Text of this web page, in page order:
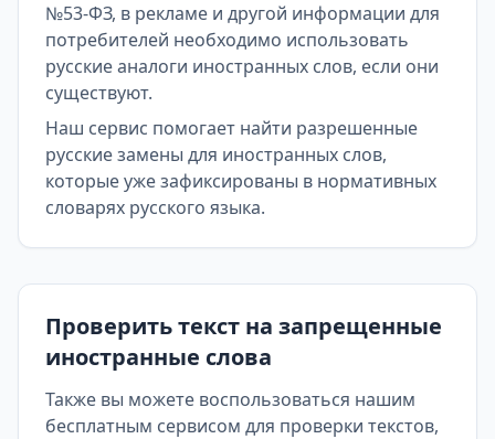
№53-ФЗ, в рекламе и другой информации для
потребителей необходимо использовать
русские аналоги иностранных слов, если они
существуют.
Наш сервис помогает найти разрешенные
русские замены для иностранных слов,
которые уже зафиксированы в нормативных
словарях русского языка.
Проверить текст на запрещенные
иностранные слова
Также вы можете воспользоваться нашим
бесплатным сервисом для проверки текстов,